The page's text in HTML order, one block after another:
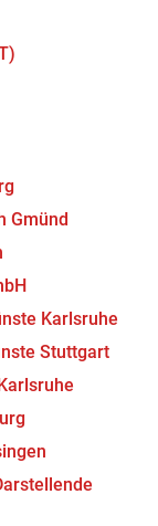
Gmünd
Karlsruhe
Stuttgart